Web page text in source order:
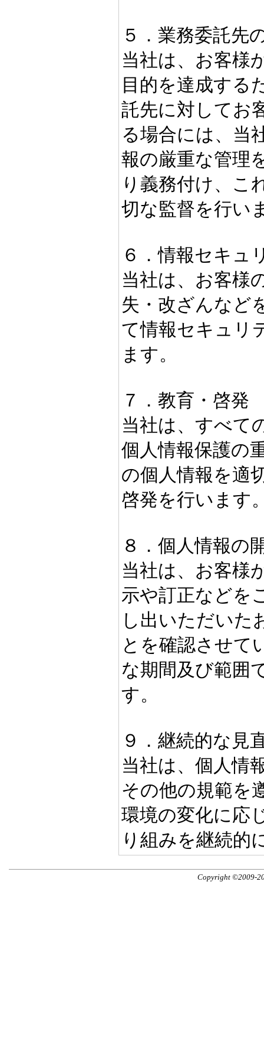
５．業務委託先
当社は、お客様
目的を達成する
託先に対してお
る場合には、当
報の厳重な管理
り義務付け、こ
切な監督を行い
６．情報セキュ
当社は、お客様
失・改ざんなど
て情報セキュリ
ます。
７．教育・啓発
当社は、すべて
個人情報保護の
の個人情報を適
啓発を行います
８．個人情報の
当社は、お客様
示や訂正などを
し出いただいた
とを確認させて
な期間及び範囲
す。
９．継続的な見
当社は、個人情
その他の規範を
環境の変化に応
り組みを継続的
Copyright ©2009-